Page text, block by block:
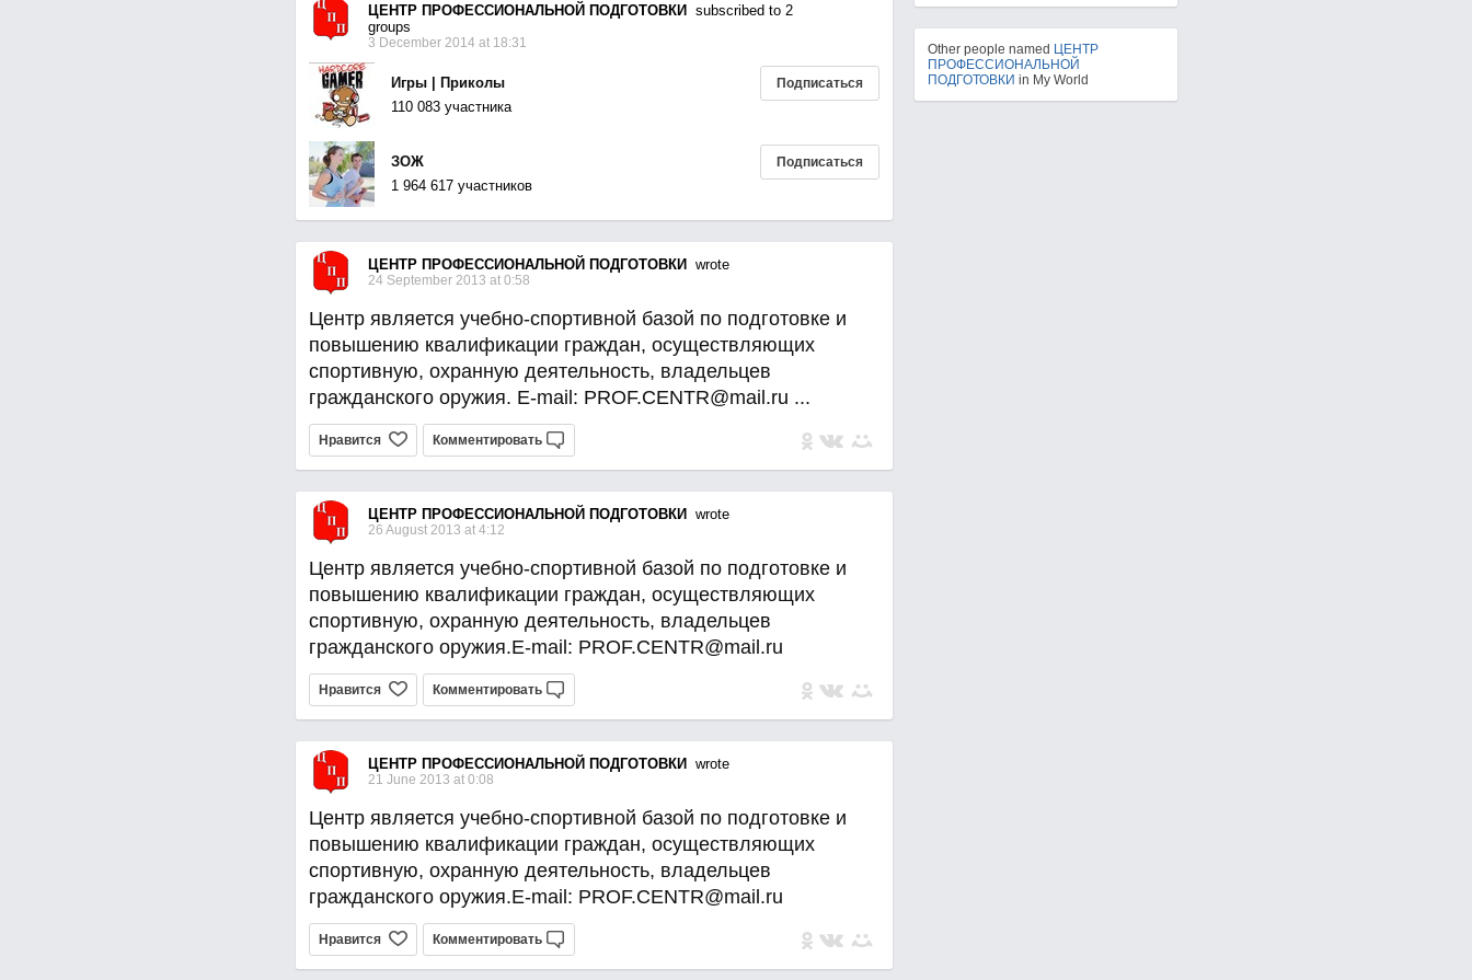
ЦЕНТР ПРОФЕССИОНАЛЬНОЙ ПОДГОТОВКИsubscribed to 2
groups
3 December 2014 at 18:31
Игры | Приколы
110 083 участника
Подписаться
ЗОЖ
1 964 617 участников
Подписаться
ЦЕНТР ПРОФЕССИОНАЛЬНОЙ ПОДГОТОВКИwrote
24 September 2013 at 0:58
Центр является учебно-спортивной базой по подготовке и
повышению квалификации граждан, осуществляющих
спортивную, охранную деятельность, владельцев
гражданского оружия. E-mail: PROF.CENTR@mail.ru ...
Нравится Комментировать
ЦЕНТР ПРОФЕССИОНАЛЬНОЙ ПОДГОТОВКИwrote
26 August 2013 at 4:12
Центр является учебно-спортивной базой по подготовке и
повышению квалификации граждан, осуществляющих
спортивную, охранную деятельность, владельцев
гражданского оружия.E-mail: PROF.CENTR@mail.ru
Нравится Комментировать
ЦЕНТР ПРОФЕССИОНАЛЬНОЙ ПОДГОТОВКИwrote
21 June 2013 at 0:08
Центр является учебно-спортивной базой по подготовке и
повышению квалификации граждан, осуществляющих
спортивную, охранную деятельность, владельцев
гражданского оружия.E-mail: PROF.CENTR@mail.ru
Нравится Комментировать
Other people named ЦЕНТР
ПРОФЕССИОНАЛЬНОЙ
ПОДГОТОВКИ in My World